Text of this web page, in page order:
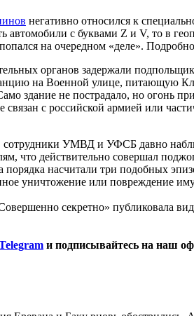
негативно относился к
автомобили с буквами Z и V, то в
на очередном «деле».
органов задержали
на Военной улице, питающую
здание не пострадало, но огонь
связан с российской армией или
сотрудники УМВД и УФСБ давно
что действительно совершал
насчитали три подобных
уничтожение или повреждение
секретно» публиковала
и подписывайтесь на наш